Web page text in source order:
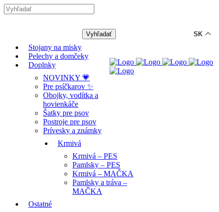
Stojany na misky
Pelechy a domčeky
Doplnky
NOVINKY 💗
Pre psíčkarov ✨
Obojky, vodítka a
hovienkáče
Šatky pre psov
Postroje pre psov
Prívesky a známky
Krmivá
Krmivá – PES
Pamlsky – PES
Krmivá – MAČKA
Pamlsky a tráva –
MAČKA
Ostatné
SK
-12% ZĽAVA s kódom "LETO12" ☀️